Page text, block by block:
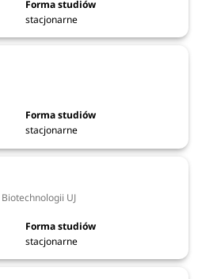
Farmaceutyczny UJ
Historyczny UJ
- Wydział Fizyki, Astronomii i
UJ
Fizyki, Astronomii i Informatyki
- Wydział Studiów
UJ
Astronomii i Informatyki
stacjonarne
stacjonarne
UJ
stacjonarne